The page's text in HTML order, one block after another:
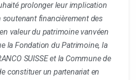
prolonger leur implication
soutenant financièrement des
valeur du patrimoine vanvéen
la Fondation du Patrimoine, la
SUISSE et la Commune de
constituer un partenariat en